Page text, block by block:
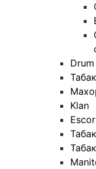
Drum
Klan